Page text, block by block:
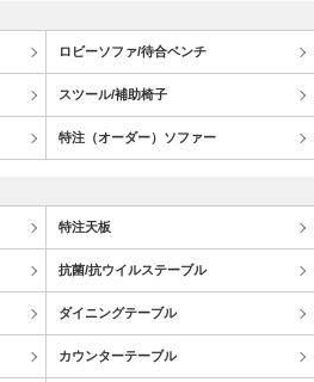
ロビーソファ/待合ベンチ
スツール/補助椅子
特注（オーダー）ソファー
特注天板
抗菌/抗ウイルステーブル
ダイニングテーブル
カウンターテーブル